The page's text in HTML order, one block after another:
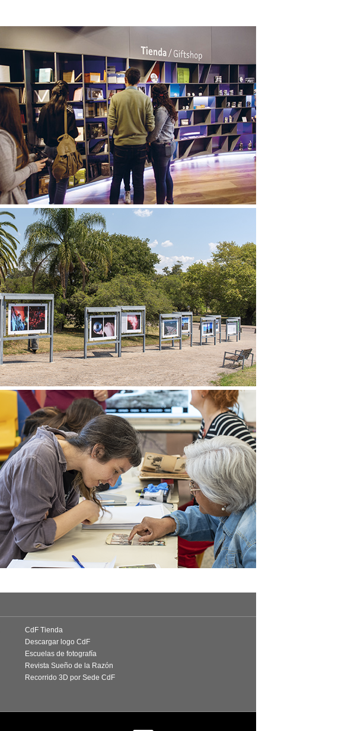
CdF Tienda
Descargar logo CdF
Escuelas de fotografía
Revista Sueño de la Razón
Recorrido 3D por Sede CdF